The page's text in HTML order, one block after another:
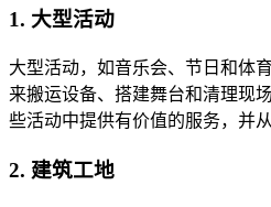
1. 大型活动
大型活动，如音乐会、节日和体
来搬运设备、搭建舞台和清理现
些活动中提供有价值的服务，并从
2. 建筑工地